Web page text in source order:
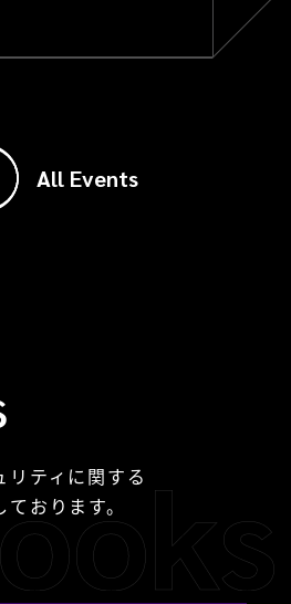
All Events
ティに関する
おります。